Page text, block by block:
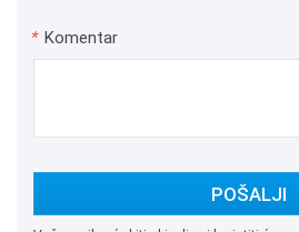
* Komentar
POŠALJI